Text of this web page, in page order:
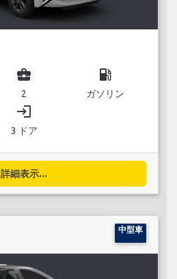
business_center
2
local_gas_station
ガソリン
login
3 ドア
詳細表示...
中型車